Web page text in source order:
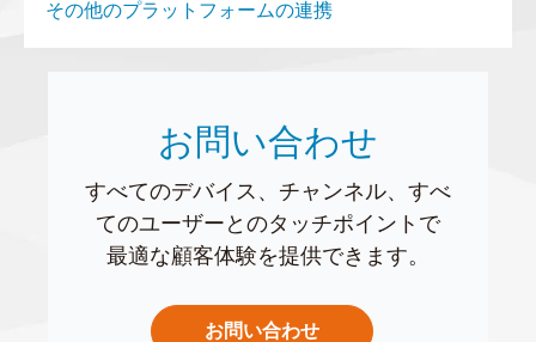
その他のプラットフォームの連携
お問い合わせ
すべてのデバイス、チャンネル、すべ
てのユーザーとのタッチポイントで
最適な顧客体験を提供できます。
お問い合わせ